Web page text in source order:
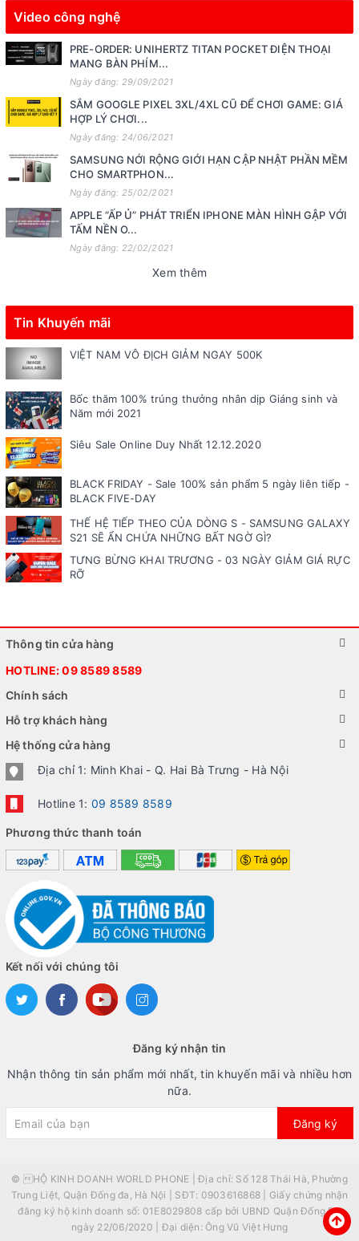
Video công nghệ
PRE-ORDER: UNIHERTZ TITAN POCKET ĐIỆN THOẠI
MANG BÀN PHÍM...
Ngày đăng: 29/09/2021
SẮM GOOGLE PIXEL 3XL/4XL CŨ ĐỂ CHƠI GAME: GIÁ
HỢP LÝ CHƠI...
Ngày đăng: 24/06/2021
SAMSUNG NỚI RỘNG GIỚI HẠN CẬP NHẬT PHẦN MỀM
CHO SMARTPHON...
Ngày đăng: 25/02/2021
APPLE “ẤP Ủ” PHÁT TRIỂN IPHONE MÀN HÌNH GẬP VỚI
TẤM NỀN O...
Ngày đăng: 22/02/2021
Xem thêm
Tin Khuyến mãi
VIỆT NAM VÔ ĐỊCH GIẢM NGAY 500K
Bốc thăm 100% trúng thưởng nhân dịp Giáng sinh và
Năm mới 2021
Siêu Sale Online Duy Nhất 12.12.2020
BLACK FRIDAY - Sale 100% sản phẩm 5 ngày liên tiếp -
BLACK FIVE-DAY
THẾ HỆ TIẾP THEO CỦA DÒNG S - SAMSUNG GALAXY
S21 SẼ ẨN CHỨA NHỮNG BẤT NGỜ GÌ?
TƯNG BỪNG KHAI TRƯƠNG - 03 NGÀY GIẢM GIÁ RỰC
RỠ
Thông tin cửa hàng
HOTLINE:09 8589 8589
Chính sách
Hỗ trợ khách hàng
Hệ thống cửa hàng
Địa chỉ 1: Minh Khai - Q. Hai Bà Trưng - Hà Nội
Hotline 1: 09 8589 8589
Phương thức thanh toán
Kết nối với chúng tôi
Đăng ký nhận tin
Nhận thông tin sản phẩm mới nhất, tin khuyến mãi và nhiều hơn
nữa.
Đăng ký
© HỘ KINH DOANH WORLD PHONE | Địa chỉ: Số 128 Thái Hà, Phường
Trung Liệt, Quận Đống đa, Hà Nội | SĐT: 0903616868 | Giấy chứng nhận
đăng ký hộ kinh doanh số: 01E8029808 cấp bởi UBND Quận Đống Đa
ngày 22/06/2020 | Đại diện: Ông Vũ Việt Hưng